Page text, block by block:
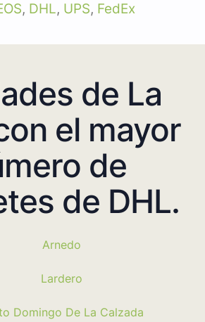
, DHL, UPS, FedEx
de La
el mayor
de
de DHL.
Arnedo
Lardero
Domingo De La Calzada